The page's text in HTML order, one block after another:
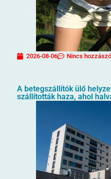
2026-08-06 Nincs
A betegszállítók ülő
szállították haza, ahol